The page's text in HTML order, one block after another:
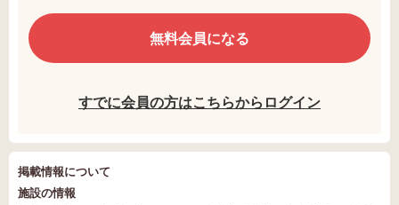
無料会員になる
すでに会員の方はこちらからログイン
掲載情報について
施設の情報